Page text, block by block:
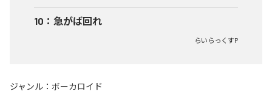
10 ： 急がば回れ
らいらっくすP
ジャンル： ボーカロイド